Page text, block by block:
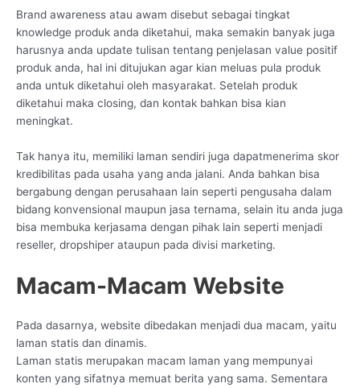
Brand awareness atau awam disebut sebagai tingkat
knowledge produk anda diketahui, maka semakin banyak juga
harusnya anda update tulisan tentang penjelasan value positif
produk anda, hal ini ditujukan agar kian meluas pula produk
anda untuk diketahui oleh masyarakat. Setelah produk
diketahui maka closing, dan kontak bahkan bisa kian
meningkat.
Tak hanya itu, memiliki laman sendiri juga dapatmenerima skor
kredibilitas pada usaha yang anda jalani. Anda bahkan bisa
bergabung dengan perusahaan lain seperti pengusaha dalam
bidang konvensional maupun jasa ternama, selain itu anda juga
bisa membuka kerjasama dengan pihak lain seperti menjadi
reseller, dropshiper ataupun pada divisi marketing.
Macam-Macam Website
Pada dasarnya, website dibedakan menjadi dua macam, yaitu
laman statis dan dinamis.
Laman statis merupakan macam laman yang mempunyai
konten yang sifatnya memuat berita yang sama. Sementara